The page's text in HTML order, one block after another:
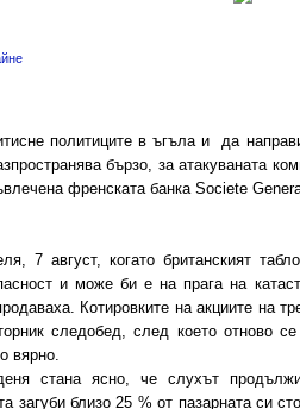
политиците в ъгъла и да направи
бързо, за атакуваната
френската банка Societe
7 август, когато британският
и може би е на прага на
Котировките на акциите на
следобед, след което отново
вярно.
стана ясно, че слухът
загуби близо 25 % от пазарната си